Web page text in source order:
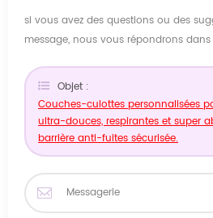
si vous avez des questions ou des
message, nous vous répondrons
Objet :
Couches-culottes personnalisées
ultra-douces, respirantes et super
barrière anti-fuites sécurisée.